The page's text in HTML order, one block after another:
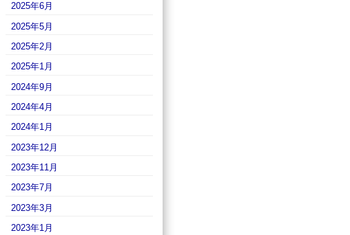
2025年6月
2025年5月
2025年2月
2025年1月
2024年9月
2024年4月
2024年1月
2023年12月
2023年11月
2023年7月
2023年3月
2023年1月